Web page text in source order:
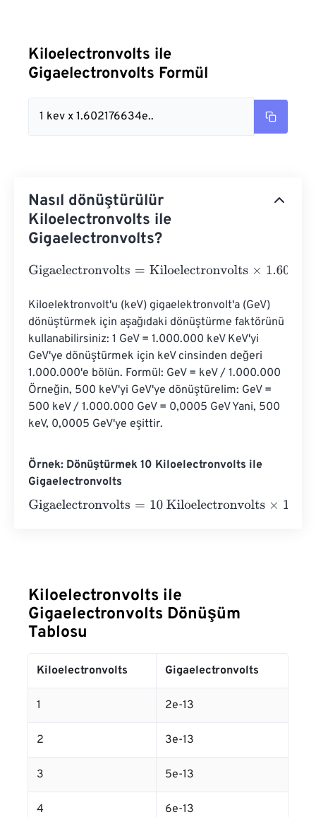
Kiloelectronvolts ile
Gigaelectronvolts Formül
1 kev x 1.602176634e..
Nasıl dönüştürülür
Kiloelectronvolts ile
Gigaelectronvolts?
Gigaelectronvolts=Kiloelectronvolts×1.602176634e
Kiloelektronvolt'u (keV) gigaelektronvolt'a (GeV)
dönüştürmek için aşağıdaki dönüştürme faktörünü
kullanabilirsiniz: 1 GeV = 1.000.000 keV KeV'yi
GeV'ye dönüştürmek için keV cinsinden değeri
1.000.000'e bölün. Formül: GeV = keV / 1.000.000
Örneğin, 500 keV'yi GeV'ye dönüştürelim: GeV =
500 keV / 1.000.000 GeV = 0,0005 GeV Yani, 500
keV, 0,0005 GeV'ye eşittir.
Örnek: Dönüştürmek 10 Kiloelectronvolts ile
Gigaelectronvolts
Gigaelectronvolts=10 Kiloelectronvolts×1.602176634
Kiloelectronvolts ile
Gigaelectronvolts Dönüşüm
Tablosu
Kiloelectronvolts Gigaelectronvolts
1 2e-13
2 3e-13
3 5e-13
4 6e-13